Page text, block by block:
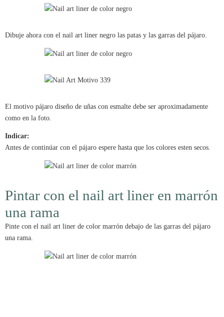
Dibuje ahora con el nail art liner negro las patas y las garras del pájaro.
El motivo pájaro diseño de uñas con esmalte debe ser aproximadamente
como en la foto.
Indicar:
Antes de continúar con el pájaro espere hasta que los colores esten secos.
Pintar con el nail art liner en marrón
una rama
Pinte con el nail art liner de color marrón debajo de las garras del pájaro
una rama.